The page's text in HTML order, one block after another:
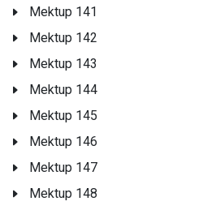
Mektup 141
Mektup 142
Mektup 143
Mektup 144
Mektup 145
Mektup 146
Mektup 147
Mektup 148